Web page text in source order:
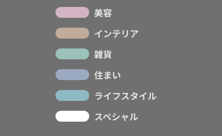
美容
インテリア
雑貨
住まい
ライフスタイル
スペシャル